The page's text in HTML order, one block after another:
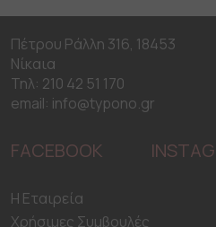
variants.
options
may
be
chosen
on
product
Πέτρου Ράλλη 316, 18453
Νίκαια
Τηλ: 210 42 51 170
email: info@typono.gr
FACEBOOK
H Εταιρεία
Χρήσιμες Συμβουλές